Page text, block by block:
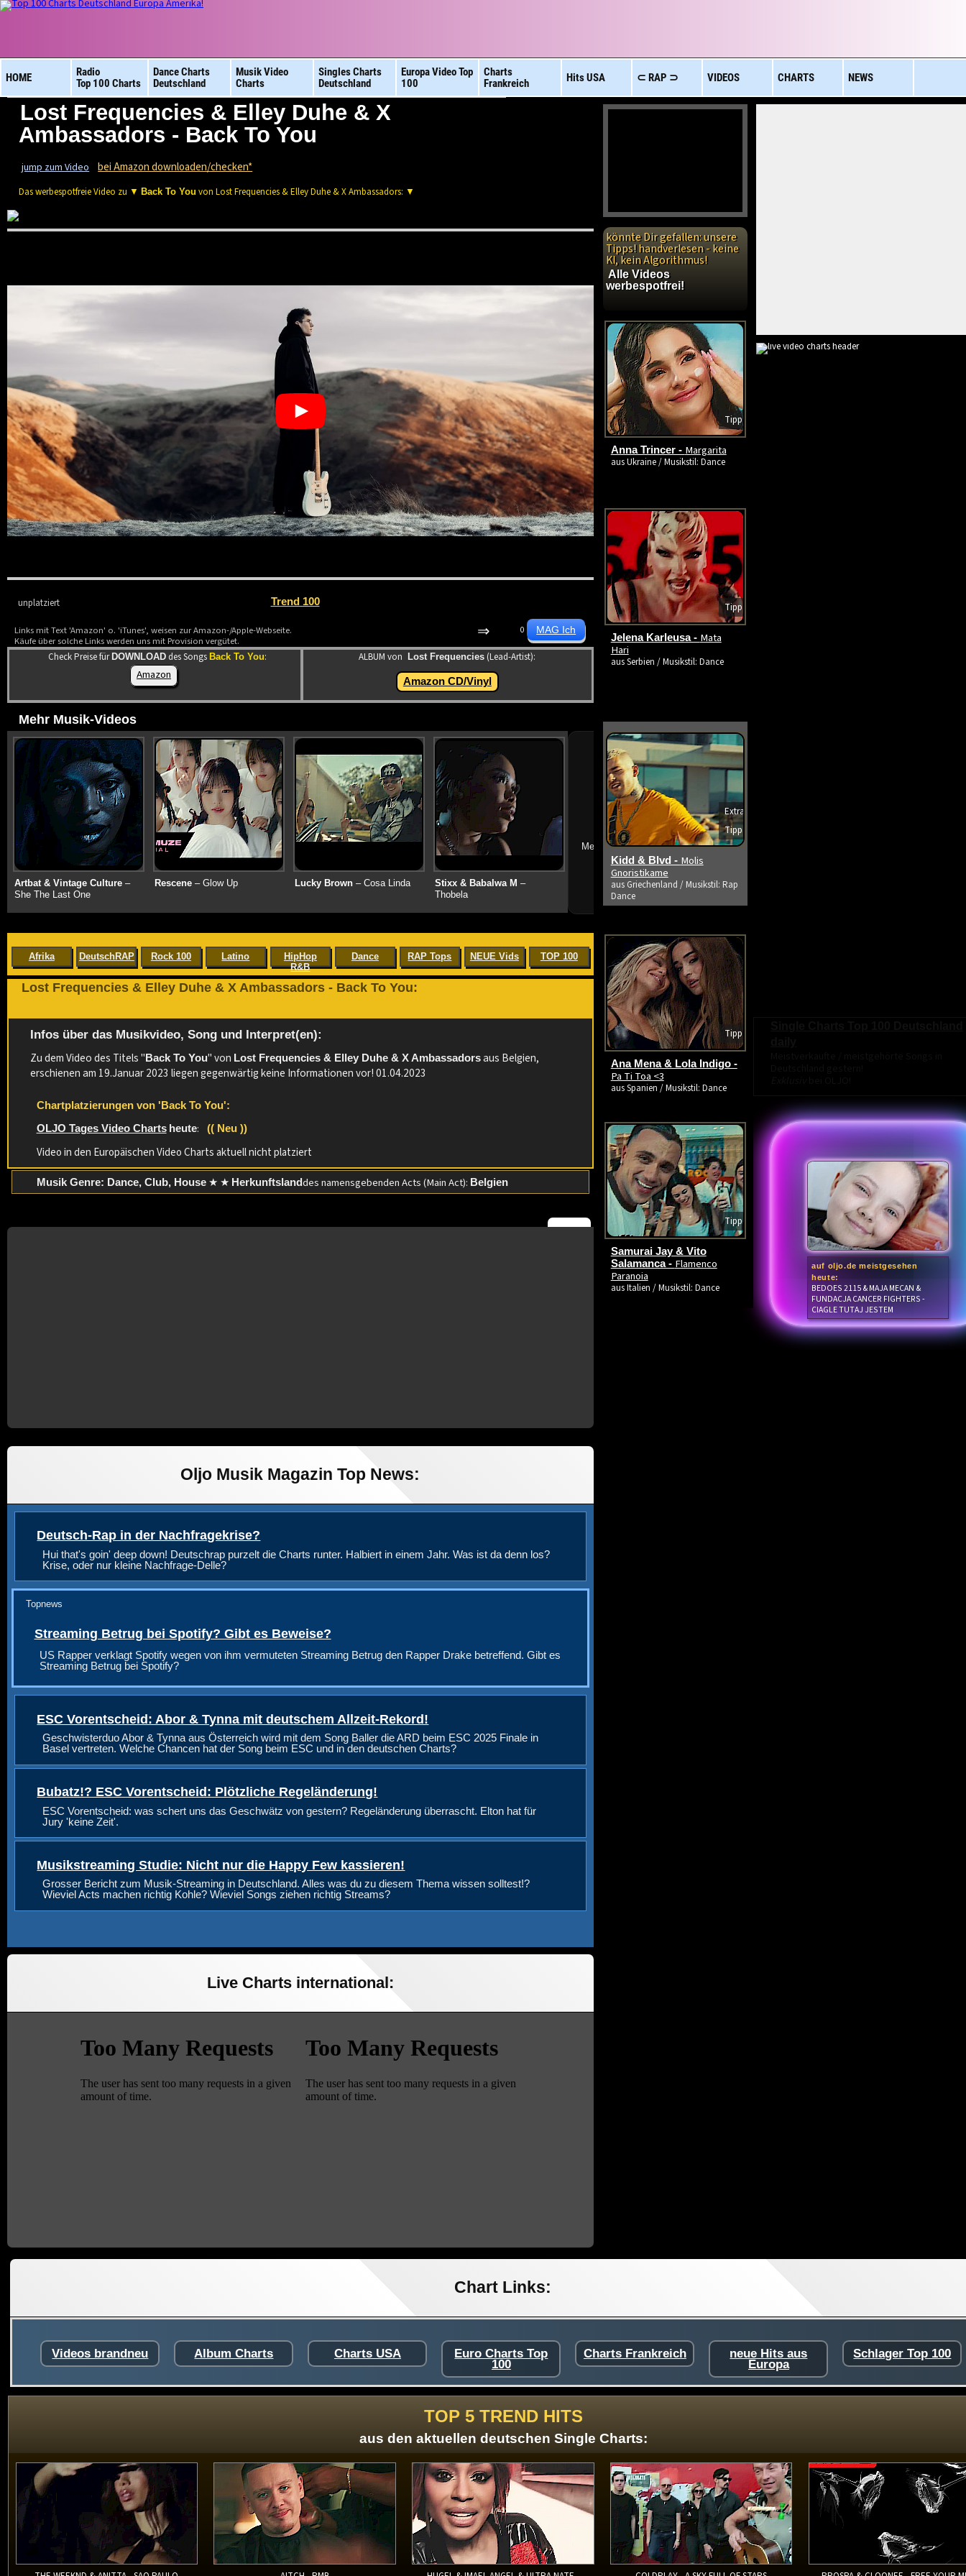
HOME
Radio
Top 100 Charts
Dance Charts
Deutschland
Musik Video
Charts
Singles Charts
Deutschland
Europa VideoTop
100
Charts
Frankreich
HitsUSA ⊂ RAP ⊃ VIDEOS CHARTS NEWS
Lost Frequencies & Elley Duhe & X
Ambassadors - Back To You
jump zum Video bei Amazon downloaden/checken*
Das werbespotfreie Video zu ▼Back To You von Lost Frequencies & Elley Duhe & X Ambassadors: ▼
unplatziert Trend 100
Links mit Text 'Amazon' o. 'iTunes', weisen zur Amazon-/Apple-Webseite.
Käufe über solche Links werden uns mit Provision vergütet.
⇒ 0
Check Preise für DOWNLOAD des SongsBack To You:
Amazon
ALBUM von Lost Frequencies (Lead-Artist):
Amazon CD/Vinyl
Mehr Musik-Videos
Artbat & Vintage Culture–
She The Last One
Rescene– Glow Up Lucky Brown– Cosa Linda Stixx & Babalwa M –
Thobela
➔
Mehr neue Vids ansehen
Afrika DeutschRAP Rock 100 Latino
HipHop
R&B
Dance RAP Tops NEUE Vids TOP 100
Lost Frequencies & Elley Duhe & X Ambassadors - Back To You:
Infos über das Musikvideo, Song und Interpret(en):
Zu dem Video des Titels " Back To You" von Lost Frequencies & Elley Duhe & X Ambassadorsaus Belgien,
erschienen am 19.Januar 2023 liegen gegenwärtig keine Informationen vor! 01.04.2023
Chartplatzierungen von 'Back To You':
OLJO Tages Video Charts heute: (( Neu ))
Video in den Europäischen Video Charts aktuell nicht platziert
Musik Genre: Dance, Club, House★ ★ Herkunftslanddes namensgebenden Acts (Main Act): Belgien
Oljo Musik Magazin Top News:
Deutsch-Rap in der Nachfragekrise?
Hui that's goin' deep down! Deutschrap purzelt die Charts runter. Halbiert in einem Jahr. Was ist da denn los?
Krise, oder nur kleine Nachfrage-Delle?
Topnews
Streaming Betrug bei Spotify? Gibt es Beweise?
US Rapper verklagt Spotify wegen von ihm vermuteten Streaming Betrug den Rapper Drake betreffend. Gibt es
Streaming Betrug bei Spotify?
ESC Vorentscheid: Abor & Tynna mit deutschem Allzeit-Rekord!
Geschwisterduo Abor & Tynna aus Österreich wird mit dem Song Baller die ARD beim ESC 2025 Finale in
Basel vertreten. Welche Chancen hat der Song beim ESC und in den deutschen Charts?
Bubatz!? ESC Vorentscheid: Plötzliche Regeländerung!
ESC Vorentscheid: was schert uns das Geschwätz von gestern? Regeländerung überrascht. Elton hat für
Jury 'keine Zeit'.
Musikstreaming Studie: Nicht nur die Happy Few kassieren!
Grosser Bericht zum Musik-Streaming in Deutschland. Alles was du zu diesem Thema wissen solltest!?
Wieviel Acts machen richtig Kohle? Wieviel Songs ziehen richtig Streams?
Live Charts international:
auf oljo.de meistgesehen
heute:
BEDOES 2115 & MAJA MECAN &
FUNDACJA CANCER FIGHTERS -
CIAGLE TUTAJ JESTEM
könnte Dir gefallen: unsere
Tipps! handverlesen - keine
KI, kein Algorithmus!
Alle Videos
werbespotfrei!
Tipp
Anna Trincer - Margarita
aus Ukraine / Musikstil: Dance
Tipp
Jelena Karleusa - Mata
Hari
aus Serbien / Musikstil: Dance
Extra
Tipp
Kidd & Blvd - Molis
Gnoristikame
aus Griechenland / Musikstil: Rap
Dance
Tipp
Ana Mena & Lola Indigo -
Pa Ti Toa <3
aus Spanien / Musikstil: Dance
Tipp
Samurai Jay & Vito
Salamanca - Flamenco
Paranoia
aus Italien / Musikstil: Dance
Chart Links:
Videos brandneu Album Charts Charts USA Euro Charts Top
100
Charts Frankreich neue Hits aus
Europa
Schlager Top 100
TOP 5 TREND HITS
aus den aktuellen deutschen Single Charts: